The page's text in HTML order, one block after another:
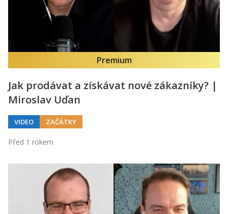
Premium
Jak prodávat a získávat nové zákazníky? |
Miroslav Uďan
VIDEO ZAČÁTKY
Před 1 rokem